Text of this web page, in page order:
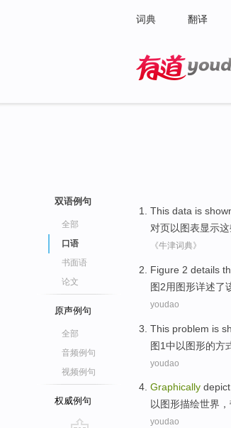
词典 翻译
双语例句
全部
口语
书面语
论文
原声例句
全部
音频例句
视频例句
权威例句
This data is
对页以图表显示
《牛津词典》
Figure 2 details
图2用图形详述了
youdao
This problem is
图1中以图形的方
youdao
Graphically depict
以图形描绘世界 ，
youdao